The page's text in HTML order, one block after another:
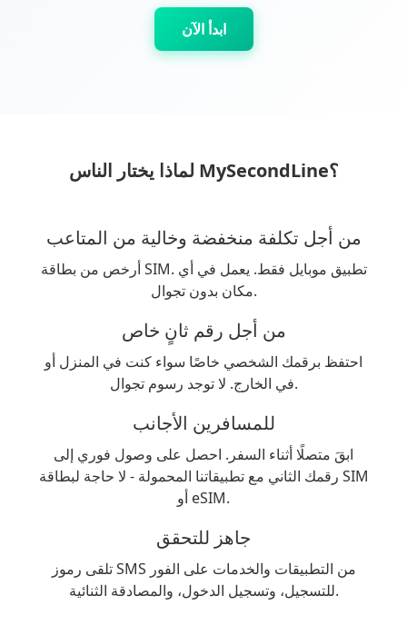
ابدأ الآن
لماذا يختار الناس MySecondLine؟
من أجل تكلفة منخفضة وخالية من المتاعب
أرخص من بطاقة SIM. تطبيق موبايل فقط. يعمل في أي
مكان بدون تجوال.
من أجل رقم ثانٍ خاص
احتفظ برقمك الشخصي خاصًا سواء كنت في المنزل أو
في الخارج. لا توجد رسوم تجوال.
للمسافرين الأجانب
ابقَ متصلًا أثناء السفر. احصل على وصول فوري إلى
رقمك الثاني مع تطبيقاتنا المحمولة - لا حاجة لبطاقة SIM
أو eSIM.
جاهز للتحقق
تلقى رموز SMS من التطبيقات والخدمات على الفور
للتسجيل، وتسجيل الدخول، والمصادقة الثنائية.